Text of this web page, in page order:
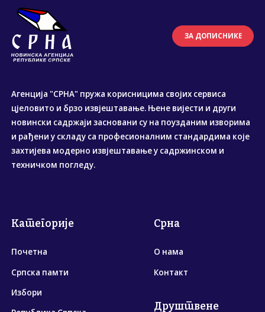
ЗА ДОПИСНИКЕ
Агенција "СРНА" пружа корисницима својих сервиса
цјеловито и брзо извјештавање. Њене вијести и други
новински садржаји засновани су на поузданим изворима
и рађени у складу са професионалним стандардима које
захтијева модерно извјештавање у садржинском и
техничком погледу.
Категорије
Почетна
Српска памти
Избори
Срна
О нама
Контакт
Друштвене